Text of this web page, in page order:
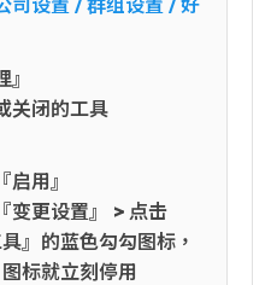
司设置 / 群组设置 / 好
关闭的工具
用』
变更设置』 > 点击
具』的蓝色勾勾图标，
标就立刻停用